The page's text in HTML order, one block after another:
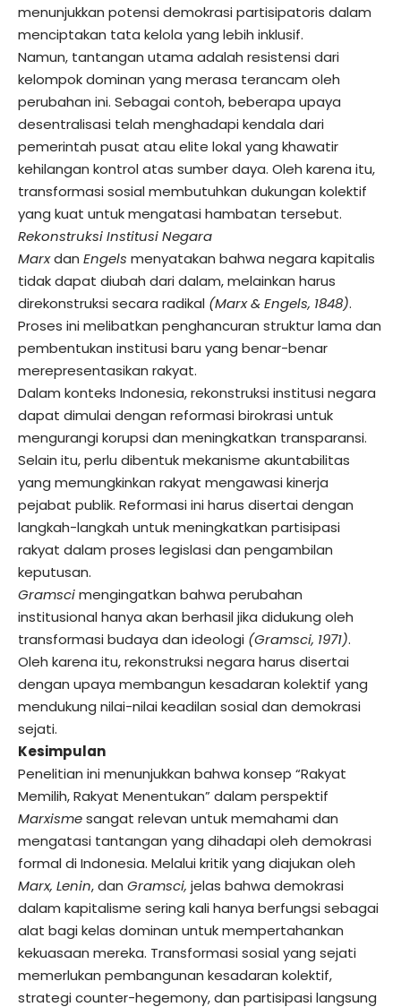
menunjukkan potensi demokrasi partisipatoris dalam
menciptakan tata kelola yang lebih inklusif.
Namun, tantangan utama adalah resistensi dari
kelompok dominan yang merasa terancam oleh
perubahan ini. Sebagai contoh, beberapa upaya
desentralisasi telah menghadapi kendala dari
pemerintah pusat atau elite lokal yang khawatir
kehilangan kontrol atas sumber daya. Oleh karena itu,
transformasi sosial membutuhkan dukungan kolektif
yang kuat untuk mengatasi hambatan tersebut.
Rekonstruksi Institusi Negara
Marxdan Engels menyatakan bahwa negara kapitalis
tidak dapat diubah dari dalam, melainkan harus
direkonstruksi secara radikal (Marx & Engels, 1848).
Proses ini melibatkan penghancuran struktur lama dan
pembentukan institusi baru yang benar-benar
merepresentasikan rakyat.
Dalam konteks Indonesia, rekonstruksi institusi negara
dapat dimulai dengan reformasi birokrasi untuk
mengurangi korupsi dan meningkatkan transparansi.
Selain itu, perlu dibentuk mekanisme akuntabilitas
yang memungkinkan rakyat mengawasi kinerja
pejabat publik. Reformasi ini harus disertai dengan
langkah-langkah untuk meningkatkan partisipasi
rakyat dalam proses legislasi dan pengambilan
keputusan.
Gramscimengingatkan bahwa perubahan
institusional hanya akan berhasil jika didukung oleh
transformasi budaya dan ideologi (Gramsci, 1971).
Oleh karena itu, rekonstruksi negara harus disertai
dengan upaya membangun kesadaran kolektif yang
mendukung nilai-nilai keadilan sosial dan demokrasi
sejati.
Kesimpulan
Penelitian ini menunjukkan bahwa konsep “Rakyat
Memilih, Rakyat Menentukan” dalam perspektif
Marxismesangat relevan untuk memahami dan
mengatasi tantangan yang dihadapi oleh demokrasi
formal di Indonesia. Melalui kritik yang diajukan oleh
Marx, Lenin, dan Gramsci, jelas bahwa demokrasi
dalam kapitalisme sering kali hanya berfungsi sebagai
alat bagi kelas dominan untuk mempertahankan
kekuasaan mereka. Transformasi sosial yang sejati
memerlukan pembangunan kesadaran kolektif,
strategi counter-hegemony, dan partisipasi langsung